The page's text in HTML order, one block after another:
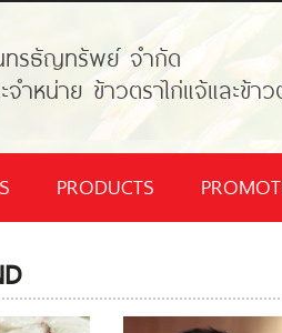
ทรธัญทรัพย์ จำกัด
ำหน่าย ข้าวตราไก่แจ้และข้าว
PRODUCTS